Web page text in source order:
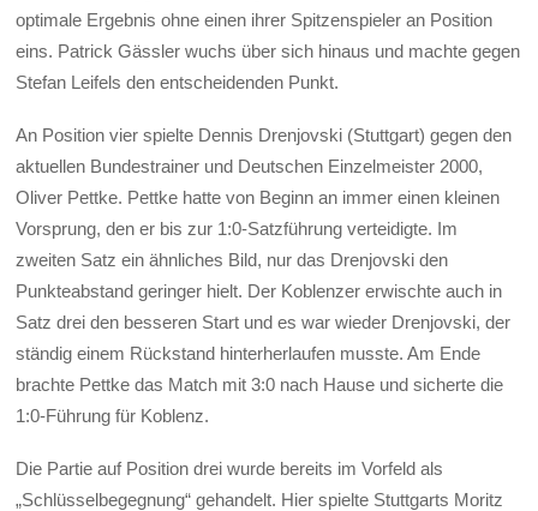
optimale Ergebnis ohne einen ihrer Spitzenspieler an Position
eins. Patrick Gässler wuchs über sich hinaus und machte gegen
Stefan Leifels den entscheidenden Punkt.
An Position vier spielte Dennis Drenjovski (Stuttgart) gegen den
aktuellen Bundestrainer und Deutschen Einzelmeister 2000,
Oliver Pettke. Pettke hatte von Beginn an immer einen kleinen
Vorsprung, den er bis zur 1:0-Satzführung verteidigte. Im
zweiten Satz ein ähnliches Bild, nur das Drenjovski den
Punkteabstand geringer hielt. Der Koblenzer erwischte auch in
Satz drei den besseren Start und es war wieder Drenjovski, der
ständig einem Rückstand hinterherlaufen musste. Am Ende
brachte Pettke das Match mit 3:0 nach Hause und sicherte die
1:0-Führung für Koblenz.
Die Partie auf Position drei wurde bereits im Vorfeld als
„Schlüsselbegegnung“ gehandelt. Hier spielte Stuttgarts Moritz